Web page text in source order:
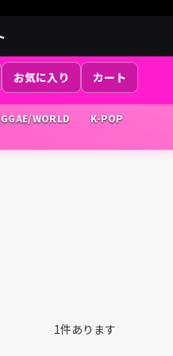
お気に入り カート
WORLD
K-POP
1件あります